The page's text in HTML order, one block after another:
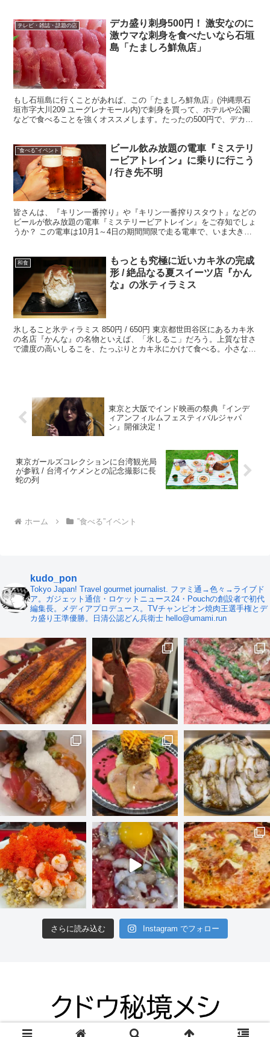
テレビ・雑誌・話題の店
デカ盛り刺身500円！ 激安なのに
激ウマな刺身を食べたいなら石垣
島「たましろ鮮魚店」
もし石垣島に行くことがあれば、この「たましろ鮮魚店」(沖縄県石
垣市字大川209 ユーグレナモール内)で刺身を買って、ホテルや公園
などで食べることを強くオススメします。たったの500円で、デカ盛
”食べる”イベント
ビール飲み放題の電車『ミステリ
ービアトレイン』に乗りに行こう
/ 行き先不明
皆さんは、『キリン一番搾り』や『キリン一番搾りスタウト』などの
ビールが飲み放題の電車『ミステリービアトレイン』をご存知でしょ
うか？ この電車は10月1～4日の期間間限で走る電車で、いま大きな
和食
もっとも究極に近いカキ氷の完成
形 / 絶品なる夏スイーツ店『かん
な』の氷ティラミス
氷しること氷ティラミス 850円 / 650円 東京都世田谷区にあるカキ氷
の名店『かんな』の名物といえば、「氷しるこ」だろう。上質な甘さ
で濃度の高いしるこを、たっぷりとカキ氷にかけて食べる。小さな器
東京と大阪でインド映画の祭典『インデ
ィアンフィルムフェスティバルジャパ
ン』開催決定！
東京ガールズコレクションに台湾観光局
が参戦 / 台湾イケメンとの記念撮影に長
蛇の列
ホーム ”食べる”イベント
kudo_pon
Tokyo Japan! Travel gourmet journalist. ファミ通→色々→ライブド
ア。ガジェット通信・ロケットニュース24・Pouchの創設者で初代
編集長。メディアプロデュース。TVチャンピオン焼肉王選手権とデ
カ盛り王準優勝。日清公認どん兵衛士 hello@umami.run
さらに読み込む Instagram でフォロー